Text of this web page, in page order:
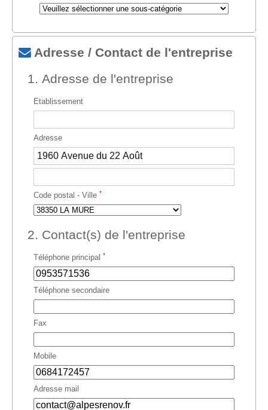
Adresse / Contact de l'entreprise
1. Adresse de l'entreprise
Etablissement
Adresse
Code postal - Ville *
2. Contact(s) de l'entreprise
Téléphone principal *
Téléphone secondaire
Fax
Mobile
Adresse mail